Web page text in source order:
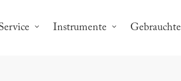
Instrumente Gebrauchte